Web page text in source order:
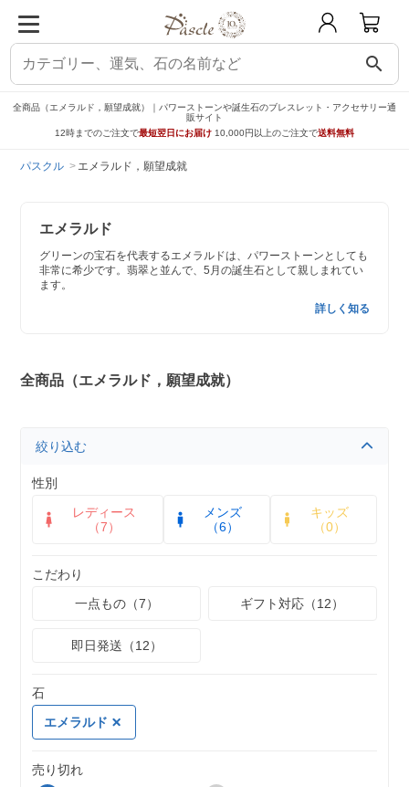
search
全商品（エメラルド，願望成就）｜パワーストーンや誕生石のブレスレット・アクセサリー通
販サイト
12時までのご注文で最短翌日にお届け 10,000円以上のご注文で送料無料
パスクル エメラルド，願望成就
エメラルド
グリーンの宝石を代表するエメラルドは、パワーストーンとしても
非常に希少です。翡翠と並んで、5月の誕生石として親しまれてい
ます。
詳しく知る
全商品（エメラルド，願望成就）
絞り込む
性別
レディース
（7）
メンズ
（6）
キッズ
（0）
こだわり
一点もの（7）
ギフト対応（12）
即日発送（12）
石
エメラルド
売り切れ